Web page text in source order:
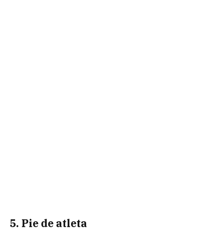
5. Pie de atleta